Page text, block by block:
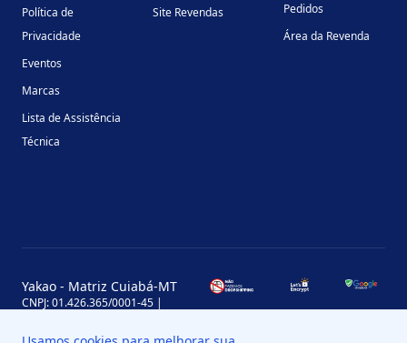
Política de
Privacidade
Eventos
Marcas
Lista de Assistência
Técnica
Site Revendas
Pedidos
Área da Revenda
Yakao - Matriz Cuiabá-MT
CNPJ: 01.426.365/0001-45 |